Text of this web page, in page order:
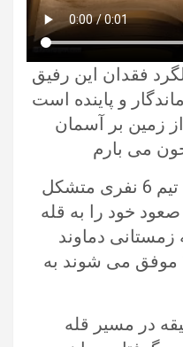
فقدان این رفیق
و پاینده است
زمين بر آسمان
می بارم
روز پنج شنبه 24 بهمن ماه تیم 6 نفری متشکل
صعود خود را به قله
دماوند
آغاز نموده و ساعت 14:30 موفق می شوند به
ساعت 15:30 دقیقه در مسیر قله